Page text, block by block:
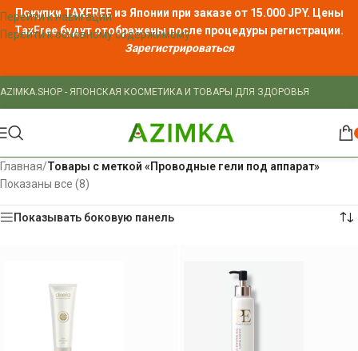
Перейти к навигации
Перейти к основному содержимому
Покупки TAXFREE из Японии при заказе от 15.000 JPY. Цены
TaxFreeбудут отображены после процедуры регистрации.
Зарегистрироваться
AZIMKA.SHOP - ЯПОНСКАЯ КОСМЕТИКА И ТОВАРЫ ДЛЯ ЗДОРОВЬЯ
Главная/Товары с меткой «Проводные гели под аппарат»
Показаны все (8)
Показывать боковую панель